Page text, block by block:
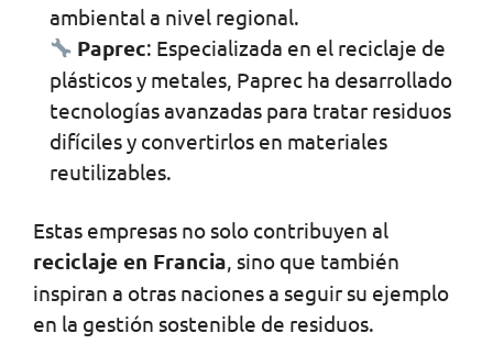
ambiental a nivel regional.
Paprec: Especializada en el reciclaje de
plásticos y metales, Paprec ha desarrollado
tecnologías avanzadas para tratar residuos
difíciles y convertirlos en materiales
reutilizables.
Estas empresas no solo contribuyen al
reciclaje en Francia, sino que también
inspiran a otras naciones a seguir su ejemplo
en la gestión sostenible de residuos.